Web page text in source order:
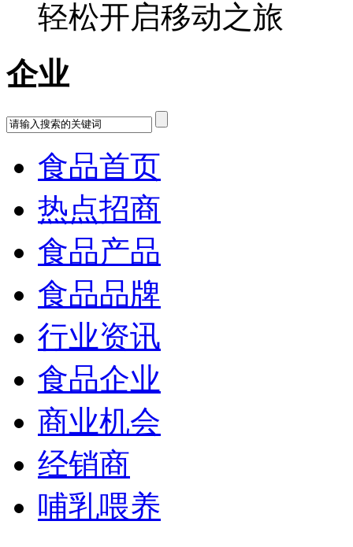
轻松开启移动之旅
企业
食品首页
热点招商
食品产品
食品品牌
行业资讯
食品企业
商业机会
经销商
哺乳喂养